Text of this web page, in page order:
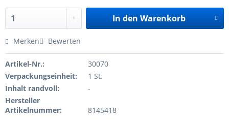
In den Warenkorb
Merken Bewerten
Artikel-Nr.:
30070
Verpackungseinheit:
1 St.
Inhalt randvoll:
-
Hersteller
Artikelnummer:
8145418